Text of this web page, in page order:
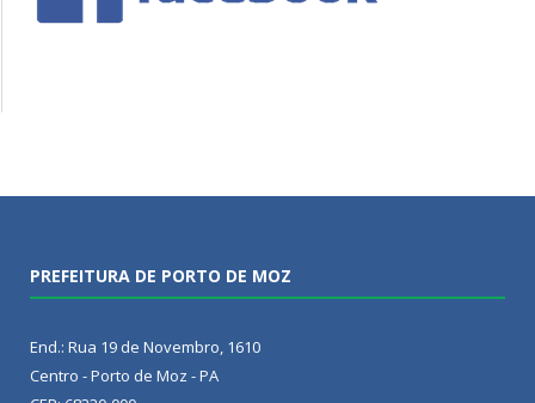
PREFEITURA DE PORTO DE MOZ
End.: Rua 19 de Novembro, 1610
Centro - Porto de Moz - PA